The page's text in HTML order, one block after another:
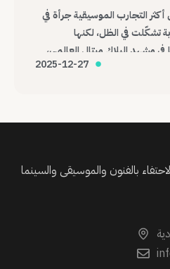
التجارب الموسيقية جرأة في
تشكّلت في الظل، لكنها
مشهد البلاك ميتال العالمي،
هامشية أو صادمة، قادرة على
2025-12-27
بالفنون والموسيقى والسينما